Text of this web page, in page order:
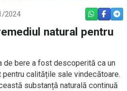
2024 WHATSAPP
natural pentru
de bere a fost descoperită ca un
calitățile sale vindecătoare.
substanță naturală continuă